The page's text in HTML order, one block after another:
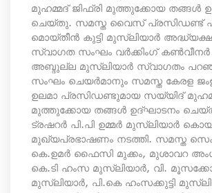
മുഹമ്മദ് ജിഫ്‌രി മുത്തുക്കോയ തങ്ങള്‍
ചെയ്തു. സമസ്ത വൈസ് പ്രസിഡണ്ട്
മൊയ്തീന്‍ കുട്ടി മുസ്‌ലിയാര്‍
സ്വാഗത സംഘം വര്‍ക്കിംഗ് കണ്‍വീനര്‍
അബ്ദുല്ല മുസ്‌ലിയാര്‍ സ്വാഗതം
സംഘം ചെയര്‍മാനും സമസ്ത കേരള
ഉലമാ പ്രസിഡണ്ടുമായ സയ്യിദ്
മുത്തുക്കോയ തങ്ങള്‍ ഉദ്ഘാടനം
ട്രഷറര്‍ പി.പി ഉമ്മര്‍ മുസ്‌ലിയാര്‍
മുഖ്യപ്രഭാഷണം നടത്തി. സമസ്ത
കെ.ഉമര്‍ ഫൈസി മുക്കം, മുശാവറ
കെ.ടി ഹംസ മുസ്‌ലിയാര്‍, വി.
മുസ്‌ലിയാര്‍, പി.കെ ഹംസക്കുട്ടി